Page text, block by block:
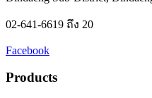
02-641-6619 ถึง 20
Facebook
Products